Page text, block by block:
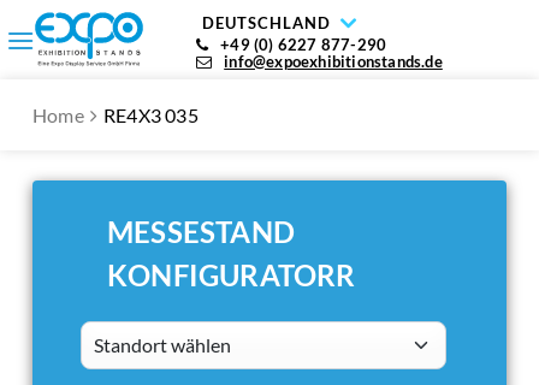
DEUTSCHLAND
+49 (0) 6227 877-290
info@expoexhibitionstands.de
Home RE4X3 035
MESSESTAND
KONFIGURATORR
Standort wählen